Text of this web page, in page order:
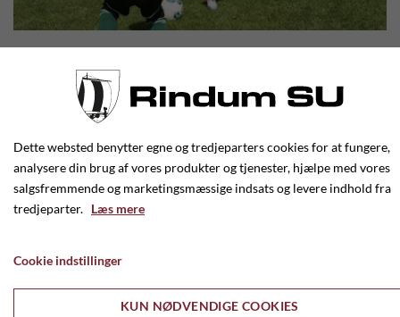
DBU Pigefodbold
Festival 2026
21. FEBRUAR 2026
DBU Jylland Region 2 inviterer til "Fodboldfestival for
Søndag den 10. maj 2026 fra kl. 10.00
på Rindum Stadion.
Dette websted benytter egne og tredjeparters cookies for at fungere,
analysere din brug af vores produkter og tjenester, hjælpe med vores
salgsfremmende og marketingsmæssige indsats og levere indhold fra
tredjeparter. Læs mere
Cookie indstillinger
KUN NØDVENDIGE COOKIES